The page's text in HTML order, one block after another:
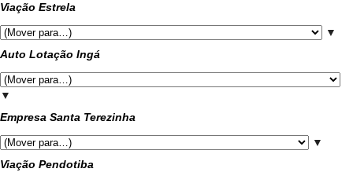
Viação Estrela
▼
Auto Lotação Ingá
▼
Empresa Santa Terezinha
▼
Viação Pendotiba